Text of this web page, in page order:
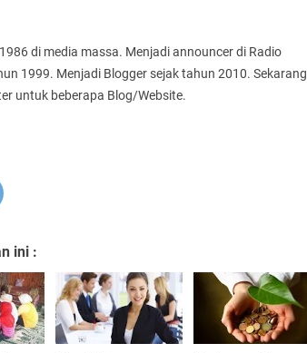
di media massa. Menjadi announcer di Radio
1999. Menjadi Blogger sejak tahun 2010. Sekarang
untuk beberapa Blog/Website.
ini :